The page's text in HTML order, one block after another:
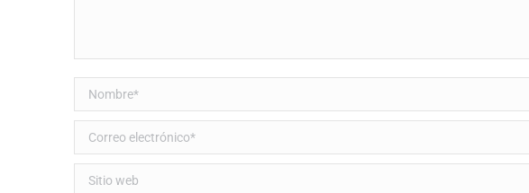
Nombre *
Correo electrónico *
Sitio web